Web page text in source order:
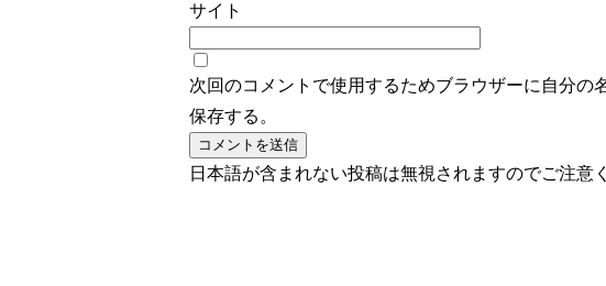
サイト
次回のコメントで使用するためブラウザーに自分の
保存する。
日本語が含まれない投稿は無視されますのでご注意